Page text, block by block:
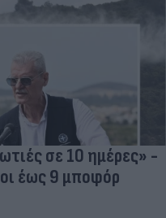
σε 10 ημέρες» -
έως 9 μποφόρ